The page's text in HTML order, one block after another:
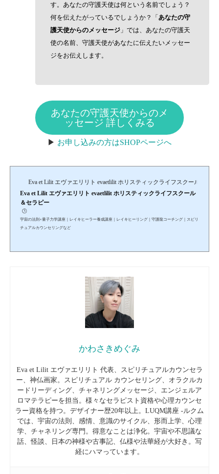
す。あなたの守護天使は何という名前でしょう？
何を伝えたがっているでしょうか？「 あなたの守
護天使からのメッセージ 」では、あなたの守護天
使の名前、守護天使があなたに伝えたいメッセー
ジをお伝えします。
あなたの守護天使からのメ
ッセージ 詳しくみる
▶︎ お申し込みの方はSHOPページへ
Eva et Lilit エヴァエリリト evaetlilit ホリスティックライフスクール＆セ
Eva et Lilit エヴァエリリト evaetlilit ホリスティックライフスクール
＆セラピー
🕒️
宇宙の法則×量子力学講座｜レイキヒーラー養成講座｜レイキヒーリング｜守護龍コーチング｜スピリ
チュアルカウンセリングなど
かわさきめぐみ
Eva et Lilit エヴァエリリト 代表、スピリチュアルカウンセラ
ー、神仏画家。スピリチュアル カウンセリング、オラクルカ
ードリーディング、チャネリングメッセージ、エンジェルア
ロマテラピーを担当。様々なセラピスト資格や心理カウンセ
ラー資格を持つ。デザイナー歴20年以上。LUQM講座 -ルクム
では、宇宙の法則、感情、意識のサイクル、形而上学、心理
学、チャネリング専門。得意なことは浄化。宇宙や不思議な
話、怪談、日本の神様や古事記、仏様や法華経が大好き。写
経にハマっています。